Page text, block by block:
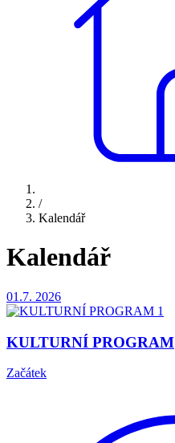
/
Kalendář
Kalendář
01.7. 2026
KULTURNÍ PROGRAM
Začátek